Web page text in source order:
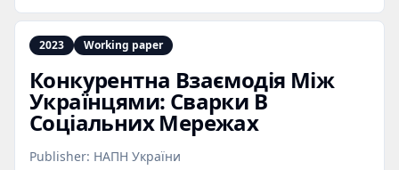
2023 Working paper
Конкурентна Взаємодія Між
Українцями: Сварки В
Соціальних Мережах
Publisher: НАПН України